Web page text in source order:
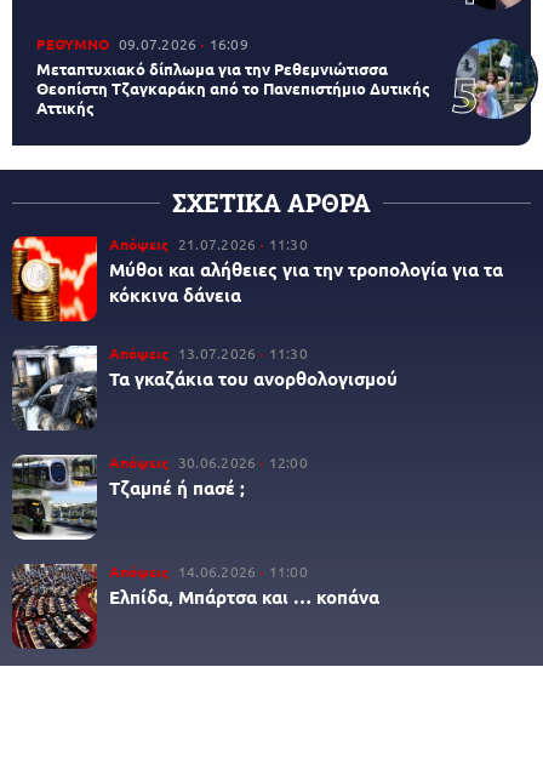
ΡΕΘΥΜΝΟ 09.07.2026 16:09
Μεταπτυχιακό δίπλωμα για την Ρεθεμνιώτισσα
Θεοπίστη Τζαγκαράκη από το Πανεπιστήμιο Δυτικής
Αττικής
ΣΧΕΤΙΚΑ ΑΡΘΡΑ
Απόψεις 21.07.2026 11:30
Μύθοι και αλήθειες για την τροπολογία για τα
κόκκινα δάνεια
Απόψεις 13.07.2026 11:30
Τα γκαζάκια του ανορθολογισμού
Απόψεις 30.06.2026 12:00
Τζαμπέ ή πασέ ;
Απόψεις 14.06.2026 11:00
Ελπίδα, Μπάρτσα και … κοπάνα